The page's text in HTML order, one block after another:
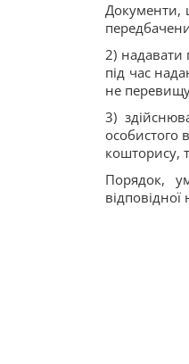
Документи,
2) надавати
під час
не
3)
особистого
кошторису,
Порядок,